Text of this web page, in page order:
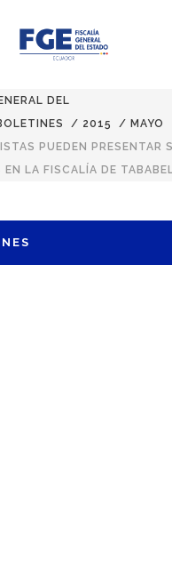
DEL
/ 2015 / MAYO
PUEDEN PRESENTAR
EN LA FISCALÍA DE